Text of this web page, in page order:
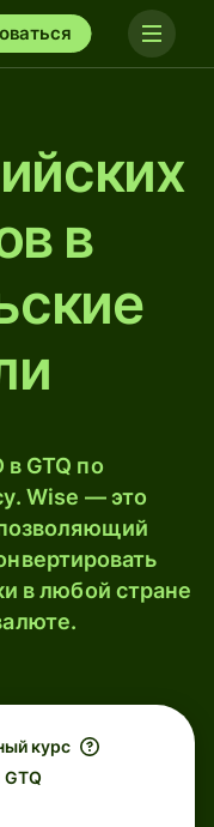
в
GTQ по
Wise — это
в любой стране
курс
GTQ